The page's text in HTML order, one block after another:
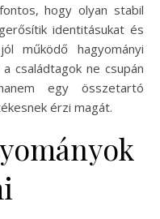
hogy olyan stabil
identitásukat és
működő hagyományi
családtagok ne csupán
egy összetartó
érzi magát.